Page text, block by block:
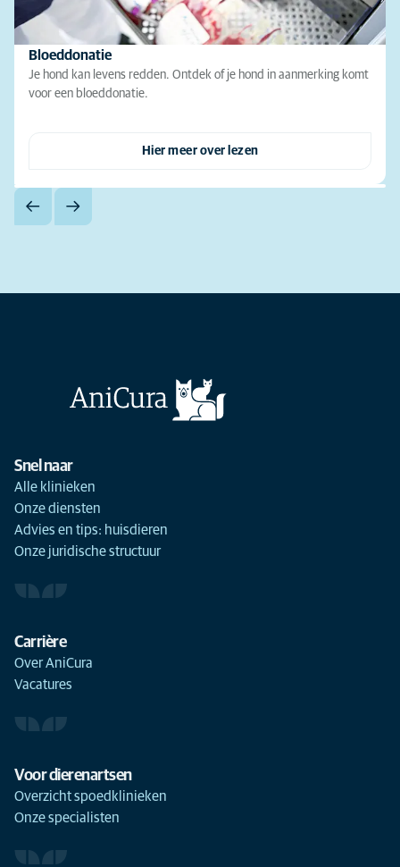
Bloeddonatie
Je hond kan levens redden. Ontdek of je hond in aanmerking komt
voor een bloeddonatie.
Hier meer over lezen
Snel naar
Alle klinieken
Onze diensten
Advies en tips: huisdieren
Onze juridische structuur
Carrière
Over AniCura
Vacatures
Voor dierenartsen
Overzicht spoedklinieken
Onze specialisten